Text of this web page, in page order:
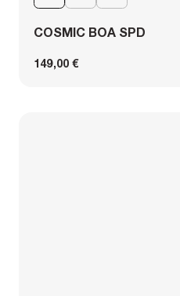
COSMIC BOA SPD
149,00 €